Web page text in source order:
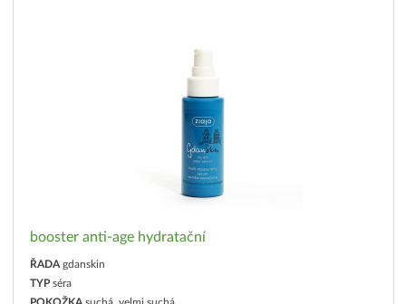
booster anti-age hydratační
ŘADA gdanskin
TYP séra